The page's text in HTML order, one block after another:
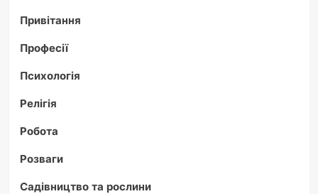
Привітання
Професії
Психологія
Релігія
Робота
Розваги
Садівництво та рослини